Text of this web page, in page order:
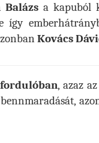
Balázs a kapuból
így
Kovács
, azaz